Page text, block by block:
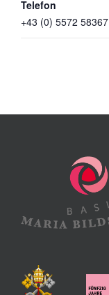
Telefon
+43 (0) 5572 58367